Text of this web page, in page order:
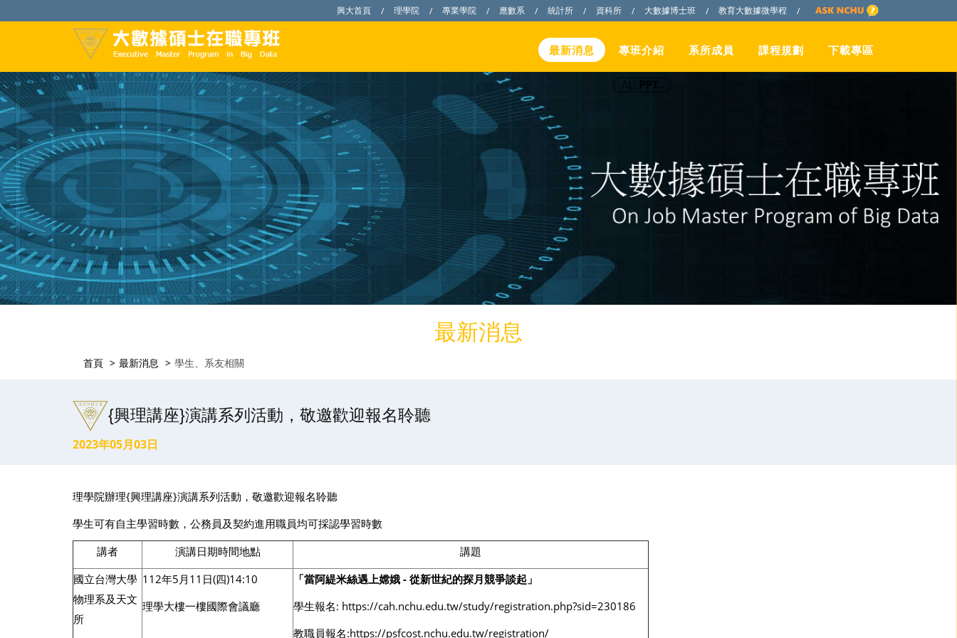
興大首頁 / 理學院 / 專業學院 / 應數系 / 統計所 / 資科所 / 大數據博士班 / 教育大數據微學程 /
最新消息 專班介紹 系所成員 課程規劃 下載專區
最新消息
首頁 最新消息 學生、系友相關
{興理講座}演講系列活動，敬邀歡迎報名聆聽
2023年05月03日
理學院辦理{興理講座}演講系列活動，敬邀歡迎報名聆聽
學生可有自主學習時數，公務員及契約進用職員均可採認學習時數
講者
演講日期時間地點
講題
國立台灣大學
物理系及天文
所
112年5月11日(四)14:10
理學大樓一樓國際會議廳
「當阿緹米絲遇上嫦娥 - 從新世紀的探月競爭談起」
學生報名: https://cah.nchu.edu.tw/study/registration.php?sid=230186
教職員報名:https://psfcost.nchu.edu.tw/registration/